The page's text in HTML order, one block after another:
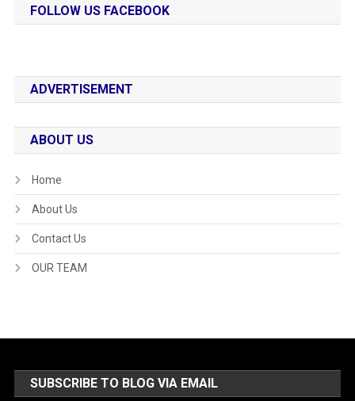
FOLLOW US FACEBOOK
ADVERTISEMENT
ABOUT US
Home
About Us
Contact Us
OUR TEAM
SUBSCRIBE TO BLOG VIA EMAIL